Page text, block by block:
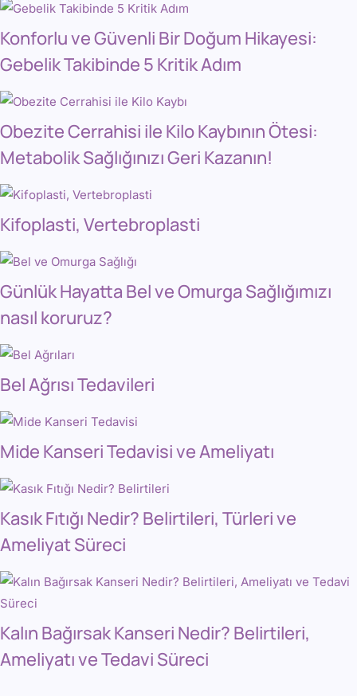
Konforlu ve Güvenli Bir Doğum Hikayesi:
Gebelik Takibinde 5 Kritik Adım
Obezite Cerrahisi ile Kilo Kaybının Ötesi:
Metabolik Sağlığınızı Geri Kazanın!
Kifoplasti, Vertebroplasti
Günlük Hayatta Bel ve Omurga Sağlığımızı
nasıl koruruz?
Bel Ağrısı Tedavileri
Mide Kanseri Tedavisi ve Ameliyatı
Kasık Fıtığı Nedir? Belirtileri, Türleri ve
Ameliyat Süreci
Kalın Bağırsak Kanseri Nedir? Belirtileri,
Ameliyatı ve Tedavi Süreci